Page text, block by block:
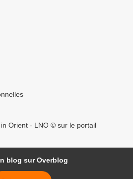
Orient - LNO © sur le portail
blog sur Overblog